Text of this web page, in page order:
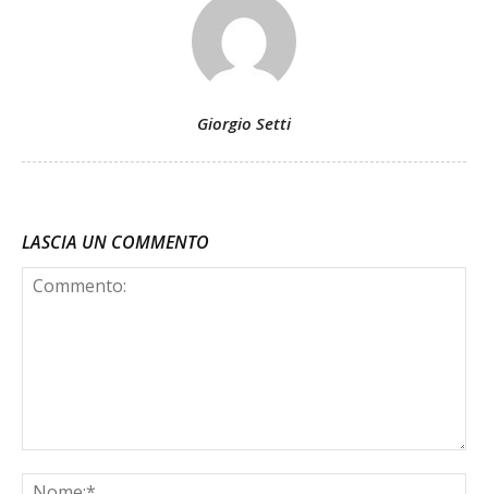
Giorgio Setti
LASCIA UN COMMENTO